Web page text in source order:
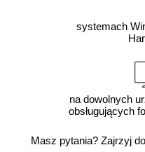
systemach
na dowolnych
obsługujących
Masz pytania? Zajrzyj